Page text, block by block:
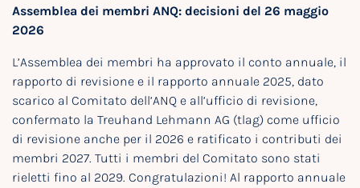
Assemblea dei membri ANQ: decisioni del 26 maggio
2026
L’Assemblea dei membri ha approvato il conto annuale, il
rapporto di revisione e il rapporto annuale 2025, dato
scarico al Comitato dell’ANQ e all’ufficio di revisione,
confermato la Treuhand Lehmann AG (tlag) come ufficio
di revisione anche per il 2026 e ratificato i contributi dei
membri 2027. Tutti i membri del Comitato sono stati
rieletti fino al 2029. Congratulazioni! Al rapporto annuale